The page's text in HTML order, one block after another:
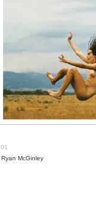
01
Ryan McGinley